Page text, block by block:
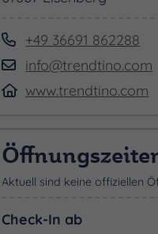
+49 36691 862288
info@trendtino.com
www.trendtino.com
Aktuell sind keine offiziellen
Check-In ab